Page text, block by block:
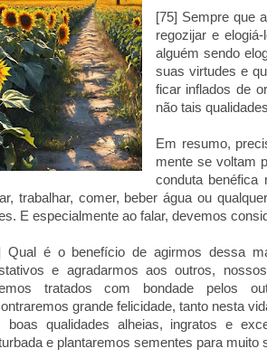
[75] Sempre que
regozijar e
alguém sendo
suas virtudes e
ficar inflados de
não tais
Em resumo,
mente se voltam
conduta
trabalhar, comer, beber água ou
E especialmente ao falar, devemos
Qual é o benefício de agirmos dessa
e agradarmos aos outros,
tratados com bondade pelos
grande felicidade, tanto nesta
boas qualidades alheias, ingratos e
e plantaremos sementes para muito